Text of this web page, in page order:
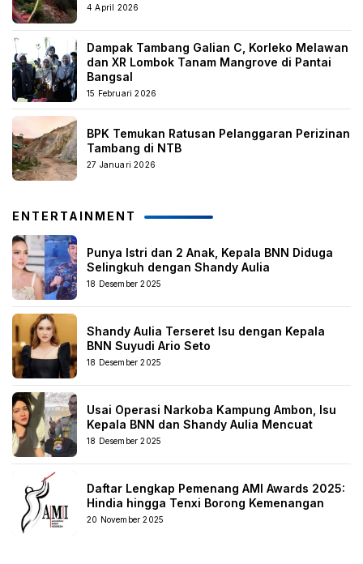
4 April 2026
Dampak Tambang Galian C, Korleko Melawan
dan XR Lombok Tanam Mangrove di Pantai
Bangsal
15 Februari 2026
BPK Temukan Ratusan Pelanggaran Perizinan
Tambang di NTB
27 Januari 2026
ENTERTAINMENT
Punya Istri dan 2 Anak, Kepala BNN Diduga
Selingkuh dengan Shandy Aulia
18 Desember 2025
Shandy Aulia Terseret Isu dengan Kepala
BNN Suyudi Ario Seto
18 Desember 2025
Usai Operasi Narkoba Kampung Ambon, Isu
Kepala BNN dan Shandy Aulia Mencuat
18 Desember 2025
Daftar Lengkap Pemenang AMI Awards 2025:
Hindia hingga Tenxi Borong Kemenangan
20 November 2025